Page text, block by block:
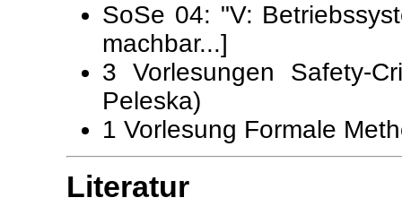
SoSe 04: "V:
machbar...]
3 Vorlesungen Safety-
Peleska)
1 Vorlesung Formale
Literatur